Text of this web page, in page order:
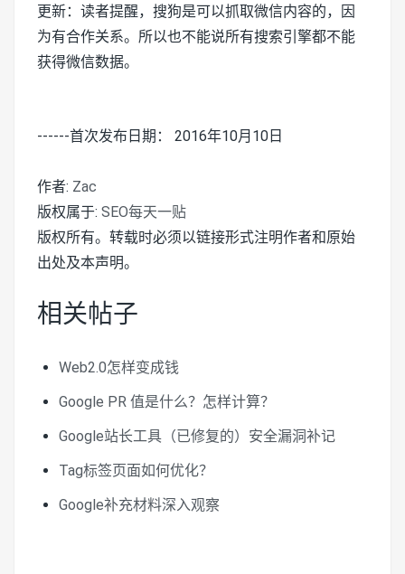
更新：读者提醒，搜狗是可以抓取微信内容的，因
为有合作关系。所以也不能说所有搜索引擎都不能
获得微信数据。
------首次发布日期： 2016年10月10日
作者: Zac
版权属于: SEO每天一贴
版权所有。转载时必须以链接形式注明作者和原始
出处及本声明。
相关帖子
Web2.0怎样变成钱
Google PR 值是什么？怎样计算？
Google站长工具（已修复的）安全漏洞补记
Tag标签页面如何优化？
Google补充材料深入观察